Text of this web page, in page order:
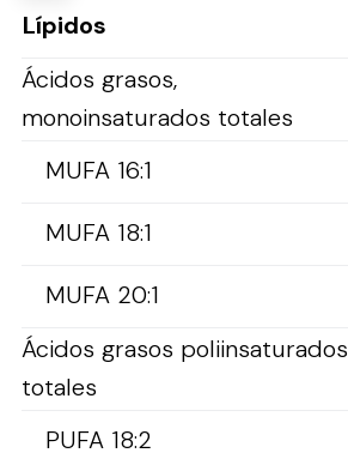
Lípidos
Ácidos grasos,
monoinsaturados totales
MUFA 16:1
MUFA 18:1
MUFA 20:1
Ácidos grasos poliinsaturados
totales
PUFA 18:2